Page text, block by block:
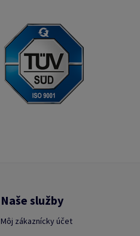
Naše služby
Môj zákaznícky účet